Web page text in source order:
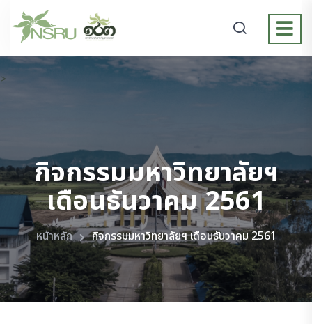
>
กิจกรรมมหาวิทยาลัยฯ
เดือนธันวาคม 2561
หน้าหลัก กิจกรรมมหาวิทยาลัยฯ เดือนธันวาคม 2561